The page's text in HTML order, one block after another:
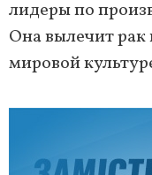
лидеры по
Она вылечит рак
мировой